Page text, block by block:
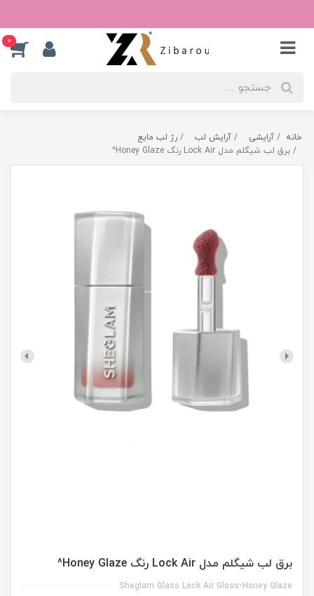
0
خانه آرایشی آرایش لب
رژ لب مایع
برق لب شیگلم مدل Lock Air رنگ Honey Glaze^
برق لب شیگلم مدل Lock Air رنگ Honey Glaze^
Sheglam Glass Lock Air Gloss-Honey Glaze